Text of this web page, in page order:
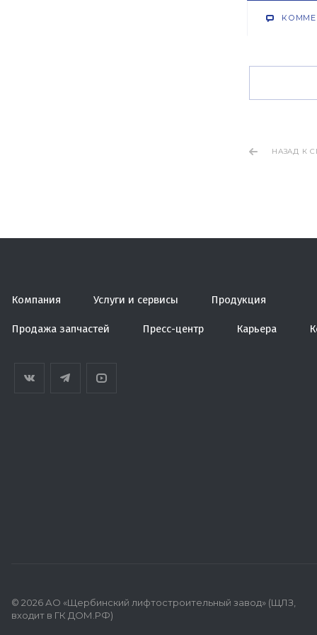
НАЗАД К
Компания Услуги и сервисы Продукция
Продажа запчастей Пресс-центр Карьера
© 2026 АО «Щербинский лифтостроительный завод» (ЩЛЗ,
входит в ГК ДОМ.РФ)